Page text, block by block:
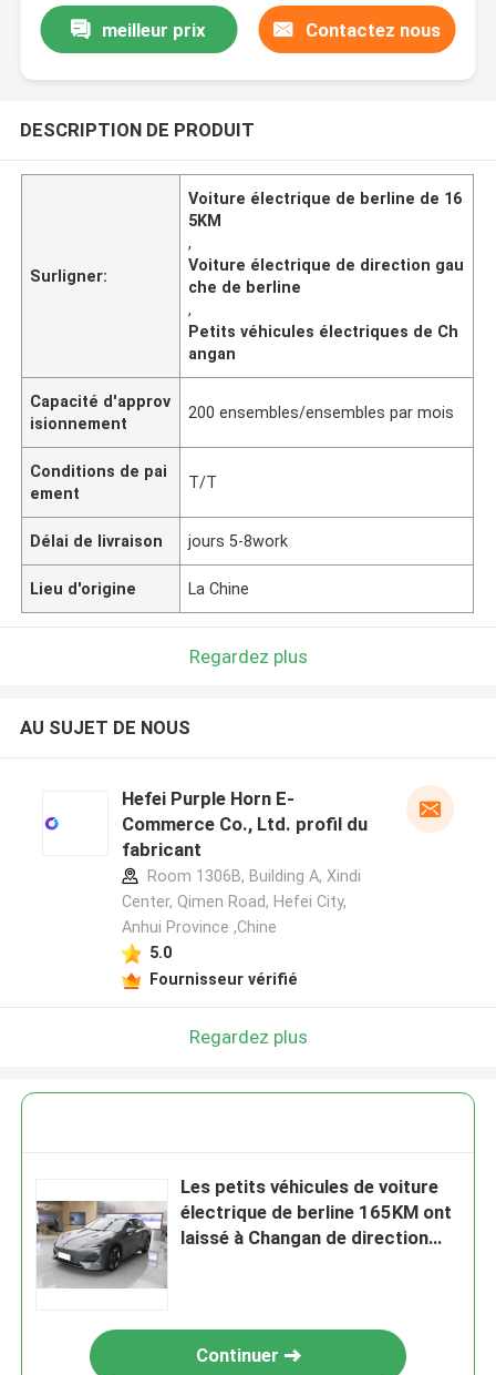
meilleur prix Contactez nous
DESCRIPTION DE PRODUIT
Surligner:
Voiture électrique de berline de 16
5KM
,
Voiture électrique de direction gau
che de berline
,
Petits véhicules électriques de Ch
angan
Capacité d'approv
isionnement
200 ensembles/ensembles par mois
Conditions de pai
ement
T/T
Délai de livraison jours 5-8work
Lieu d'origine La Chine
Regardez plus
AU SUJET DE NOUS
Hefei Purple Horn E-
Commerce Co., Ltd. profil du
fabricant
Room 1306B, Building A, Xindi
Center, Qimen Road, Hefei City,
Anhui Province ,Chine
5.0
Fournisseur vérifié
Regardez plus
Les petits véhicules de voiture
électrique de berline 165KM ont
laissé à Changan de direction
Continuer